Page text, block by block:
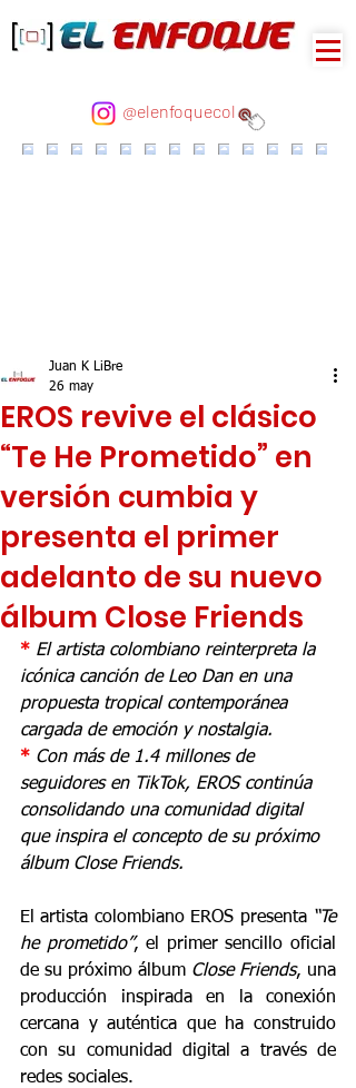
@elenfoquecol
EROS revive el clásico
“Te He Prometido” en
versión cumbia y
presenta el primer
adelanto de su nuevo
álbum Close Friends
Juan K LiBre
26 may
* El artista colombiano reinterpreta la
icónica canción de Leo Dan en una
propuesta tropical contemporánea
cargada de emoción y nostalgia.
* Con más de 1.4 millones de
seguidores en TikTok, EROS continúa
consolidando una comunidad digital
que inspira el concepto de su próximo
álbum Close Friends.
El artista colombiano EROS presenta “Te
he prometido”, el primer sencillo oficial
de su próximo álbum Close Friends, una
producción inspirada en la conexión
cercana y auténtica que ha construido
con su comunidad digital a través de
redes sociales.